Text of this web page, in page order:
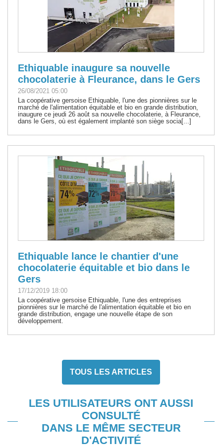
Ethiquable inaugure sa nouvelle
chocolaterie à Fleurance, dans le Gers
26/08/2021 05:00
La coopérative gersoise Ethiquable, l'une des pionnières sur le
marché de l'alimentation équitable et bio en grande distribution,
inaugure ce jeudi 26 août sa nouvelle chocolaterie, à Fleurance,
dans le Gers, où est également implanté son siège socia[...]
Ethiquable lance le chantier d'une
chocolaterie équitable et bio dans le
Gers
17/12/2019 18:00
La coopérative gersoise Ethiquable, l'une des entreprises
pionnières sur le marché de l'alimentation équitable et bio en
grande distribution, engage une nouvelle étape de son
développement.
TOUS LES ARTICLES
LES UTILISATEURS ONT AUSSI
CONSULTÉ
DANS LE MÊME SECTEUR
D'ACTIVITÉ